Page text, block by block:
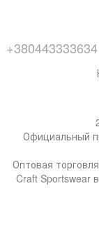
+380443333634
Официальный
Оптовая
Craft Sportswear